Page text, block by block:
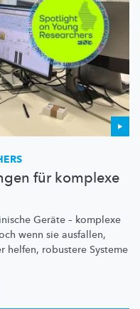
für komplexe
Geräte – komplexe
wenn sie ausfallen,
helfen, robustere Systeme